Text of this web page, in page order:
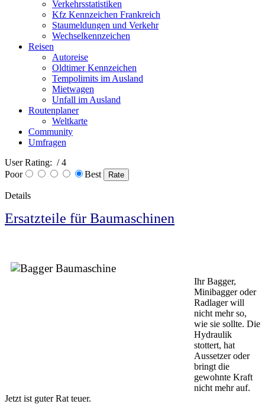
Verkehrsstatistiken
Kfz Kennzeichen Frankreich
Staumeldungen und Verkehr
Wechselkennzeichen
Reisen
Autoreise
Oldtimer Kennzeichen
Tempolimits im Ausland
Mietwagen
Unfall im Ausland
Routenplaner
Weltkarte
Community
Umfragen
User Rating: / 4
Poor
Best
Details
Ersatzteile für Baumaschinen
Ihr Bagger,
Minibagger oder
Radlager will
nicht mehr so,
wie sie sollte. Die
Hydraulik
stottert, hat
Aussetzer oder
bringt die
gewohnte Kraft
nicht mehr auf.
Jetzt ist guter Rat teuer.